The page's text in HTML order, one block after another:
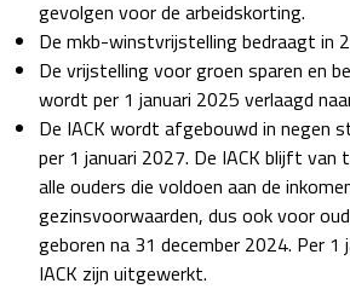
gevolgen voor de arbeidskorting.
De mkb-winstvrijstelling bedraagt in
De vrijstelling voor groen sparen en
wordt per 1 januari 2025 verlaagd
De IACK wordt afgebouwd in negen
per 1 januari 2027. De IACK blijft van
alle ouders die voldoen aan de
gezinsvoorwaarden, dus ook voor
geboren na 31 december 2024. Per 1
IACK zijn uitgewerkt.